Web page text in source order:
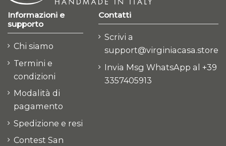
Informazioni e
supporto
Chi siamo
Termini e
condizioni
Modalità di
pagamento
Spedizione e resi
Contest San
Contatti
Scrivi a
support@virginiacasa.store
Invia Msg WhatsApp al +39
3357405913